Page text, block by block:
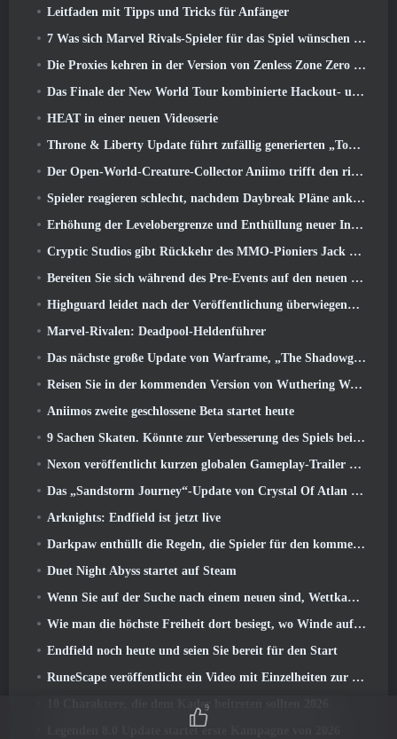
Leitfaden mit Tipps und Tricks für Anfänger
7 Was sich Marvel Rivals-Spieler für das Spiel wünschen 2026
Die Proxies kehren in der Version von Zenless Zone Zero endlich nach Hause in die Sixth Street zurück 2.6 Aktualisieren
Das Finale der New World Tour kombinierte Hackout- und Orbitallaser
HEAT in einer neuen Videoserie
Throne & Liberty Update führt zufällig generierten „Tower of Greed“ ein
Der Open-World-Creature-Collector Aniimo trifft den richtigen Ton
Spieler reagieren schlecht, nachdem Daybreak Pläne ankündigt, Roadmaps für EverQuest und EQ2 zu überspringen
Erhöhung der Levelobergrenze und Enthüllung neuer Inhalte in Phantasy Star Online 2: NGS Headline Wave Stream
Cryptic Studios gibt Rückkehr des MMO-Pioniers Jack Emmert als CEO bekannt
Bereiten Sie sich während des Pre-Events auf den neuen Speed-Server von MU Online vor
Highguard leidet nach der Veröffentlichung überwiegend unter negativen Bewertungen
Marvel-Rivalen: Deadpool-Heldenführer
Das nächste große Update von Warframe, „The Shadowgrapher“ erscheint im März
Reisen Sie in der kommenden Version von Wuthering Waves in die verschneiten Länder der Roya Frostlands 3.1
Aniimos zweite geschlossene Beta startet heute
9 Sachen Skaten. Könnte zur Verbesserung des Spiels beitragen 2026
Nexon veröffentlicht kurzen globalen Gameplay-Trailer zu MapleStory Classic World
Das „Sandstorm Journey“-Update von Crystal Of Atlan erhöht die Levelobergrenze auf 70
Arknights: Endfield ist jetzt live
Darkpaw enthüllt die Regeln, die Spieler für den kommenden Frostreaver-Server von EverQuest gewählt haben
Duet Night Abyss startet auf Steam
Wenn Sie auf der Suche nach einem neuen sind, Wettkampfsportspiel, Der geschlossene Betatest von Freestyle Football 2 Ist auf dem Weg
Wie man die höchste Freiheit dort besiegt, wo Winde aufeinander treffen
Endfield noch heute und seien Sie bereit für den Start
RuneScape veröffentlicht ein Video mit Einzelheiten zur „ehrgeizigen Reihe von Inhaltsaktualisierungen“
10 Charaktere, die dem Kader beitreten sollten 2026
Legenden 8.0 Update startet erste Kampagne von 2026
9